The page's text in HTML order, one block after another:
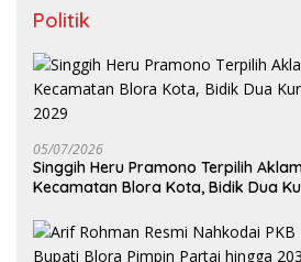
Politik
05/07/2026
Singgih Heru Pramono Terpilih
Kecamatan Blora Kota, Bidik Dua